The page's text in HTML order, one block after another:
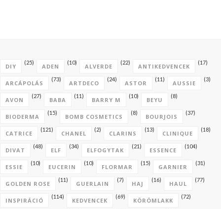
DIY
(25)
ADEN
(10)
ALVERDE
(22)
ANTIKEDVENCEK
(17)
ARCÁPOLÁS
(73)
ARTDECO
(24)
ASTOR
(11)
AUSSIE
(3)
AVON
(27)
BABA
(11)
BARRY M
(10)
BEYU
(8)
BIODERMA
(15)
BOMB COSMETICS
(8)
BOURJOIS
(37)
CATRICE
(121)
CHANEL
(2)
CLARINS
(13)
CLINIQUE
(18)
DIVAT
(48)
ELF
(34)
ELFOGYTAK
(21)
ESSENCE
(104)
ESSIE
(10)
EUCERIN
(10)
FLORMAR
(15)
GARNIER
(31)
GOLDEN ROSE
(11)
GUERLAIN
(7)
HAJ
(16)
HAUL
(77)
INSPIRÁCIÓ
(114)
KEDVENCEK
(69)
KÖRÖMLAKK
(72)